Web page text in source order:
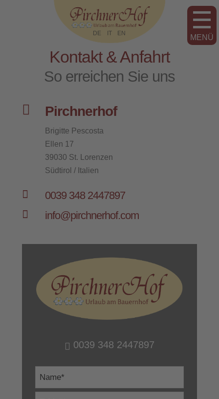
DE IT EN
Kontakt & Anfahrt
So erreichen Sie uns
 Pirchnerhof
Brigitte Pescosta
Ellen 17
39030 St. Lorenzen
Südtirol / Italien

0039 348 2447897

info@pirchnerhof.com
0039 348 2447897